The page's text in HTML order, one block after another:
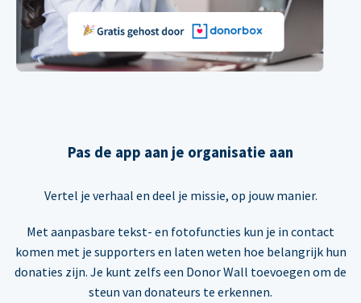
Pas de app aan je organisatie aan
Vertel je verhaal en deel je missie, op jouw manier.
Met aanpasbare tekst- en fotofuncties kun je in contact
komen met je supporters en laten weten hoe belangrijk hun
donaties zijn. Je kunt zelfs een Donor Wall toevoegen om de
steun van donateurs te erkennen.